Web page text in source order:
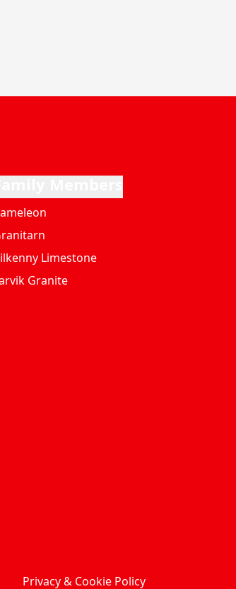
Limestone
Granite
Privacy & Cookie Policy